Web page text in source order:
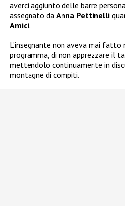
averci aggiunto delle barre
assegnato da Anna Pettinelli
Amici.
L’insegnante non aveva mai
programma, di non apprezzare il
mettendolo continuamente in
montagne di compiti.